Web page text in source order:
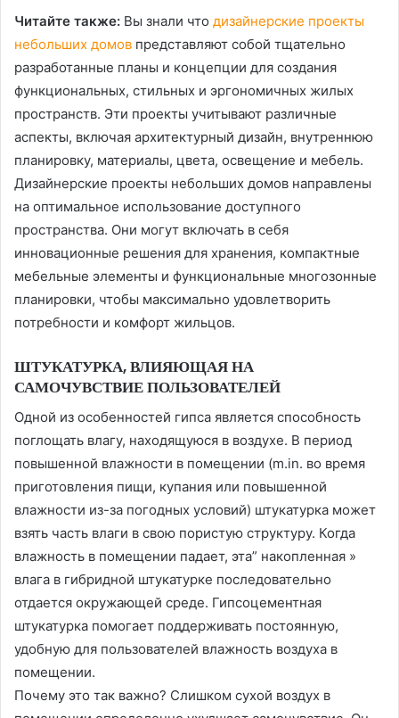
Читайте также: Вы знали что дизайнерские проекты
небольших домов представляют собой тщательно
разработанные планы и концепции для создания
функциональных, стильных и эргономичных жилых
пространств. Эти проекты учитывают различные
аспекты, включая архитектурный дизайн, внутреннюю
планировку, материалы, цвета, освещение и мебель.
Дизайнерские проекты небольших домов направлены
на оптимальное использование доступного
пространства. Они могут включать в себя
инновационные решения для хранения, компактные
мебельные элементы и функциональные многозонные
планировки, чтобы максимально удовлетворить
потребности и комфорт жильцов.
ШТУКАТУРКА, ВЛИЯЮЩАЯ НА
САМОЧУВСТВИЕ ПОЛЬЗОВАТЕЛЕЙ
Одной из особенностей гипса является способность
поглощать влагу, находящуюся в воздухе. В период
повышенной влажности в помещении (m.in. во время
приготовления пищи, купания или повышенной
влажности из-за погодных условий) штукатурка может
взять часть влаги в свою пористую структуру. Когда
влажность в помещении падает, эта” накопленная »
влага в гибридной штукатурке последовательно
отдается окружающей среде. Гипсоцементная
штукатурка помогает поддерживать постоянную,
удобную для пользователей влажность воздуха в
помещении.
Почему это так важно? Слишком сухой воздух в